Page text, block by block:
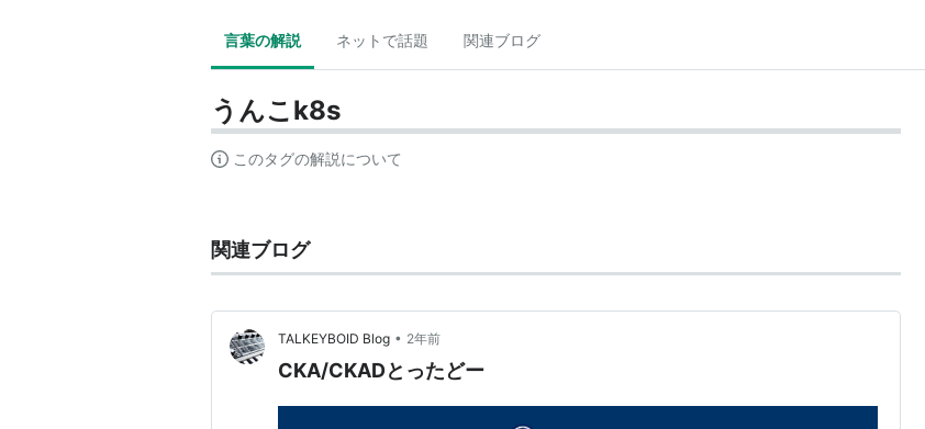
言葉の解説 ネットで話題 関連ブログ
うんこk8s
このタグの解説について
関連ブログ
TALKEYBOID Blog • 2年前
CKA/CKADとったどー